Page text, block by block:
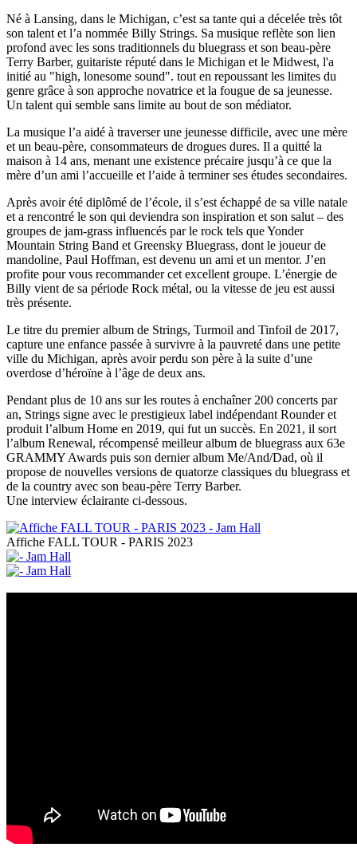
Né à Lansing, dans le Michigan, c’est sa tante qui a décelée très tôt
son talent et l’a nommée Billy Strings. Sa musique reflète son lien
profond avec les sons traditionnels du bluegrass et son beau-père
Terry Barber, guitariste réputé dans le Michigan et le Midwest, l'a
initié au "high, lonesome sound". tout en repoussant les limites du
genre grâce à son approche novatrice et la fougue de sa jeunesse.
Un talent qui semble sans limite au bout de son médiator.
La musique l’a aidé à traverser une jeunesse difficile, avec une mère
et un beau-père, consommateurs de drogues dures. Il a quitté la
maison à 14 ans, menant une existence précaire jusqu’à ce que la
mère d’un ami l’accueille et l’aide à terminer ses études secondaires.
Après avoir été diplômé de l’école, il s’est échappé de sa ville natale
et a rencontré le son qui deviendra son inspiration et son salut – des
groupes de jam-grass influencés par le rock tels que Yonder
Mountain String Band et Greensky Bluegrass, dont le joueur de
mandoline, Paul Hoffman, est devenu un ami et un mentor. J’en
profite pour vous recommander cet excellent groupe. L’énergie de
Billy vient de sa période Rock métal, ou la vitesse de jeu est aussi
très présente.
Le titre du premier album de Strings, Turmoil and Tinfoil de 2017,
capture une enfance passée à survivre à la pauvreté dans une petite
ville du Michigan, après avoir perdu son père à la suite d’une
overdose d’héroïne à l’âge de deux ans.
Pendant plus de 10 ans sur les routes à enchaîner 200 concerts par
an, Strings signe avec le prestigieux label indépendant Rounder et
produit l’album Home en 2019, qui fut un succès. En 2021, il sort
l’album Renewal, récompensé meilleur album de bluegrass aux 63e
GRAMMY Awards puis son dernier album Me/And/Dad, où il
propose de nouvelles versions de quatorze classiques du bluegrass et
de la country avec son beau-père Terry Barber.
Une interview éclairante ci-dessous.
Affiche FALL TOUR - PARIS 2023